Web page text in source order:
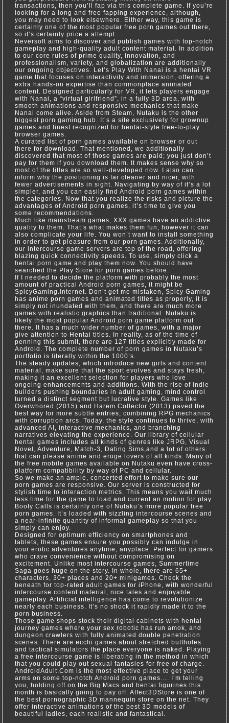
transactions, then you’ll fap via this complete game. If you’re
looking for a long and free fapping experience, although,
you may need to look elsewhere. Either way, this game is
certainly one of the most popular free porn games out there,
so it’s certainly price a attempt.
Neversoft aims to discover and publish games with top-notch
gameplay and high-quality adult content material. In addition
to our core rules of prime quality, innovation, and
professionalism, variety, and globalization are additionally
our ongoing objectives. Let’s Play With Nanai is a hentai VR
game that focuses on interactivity and immersion, offering a
extra hands-on expertise than commonplace animated
content. Designed particularly for VR, it lets players engage
with Nanai, a “virtual girlfriend”, in a fully 3D area, with
smooth animations and responsive mechanics that make
Nanai come alive. Aside from Steam, Nutaku is the other
biggest porn gaming hub. It’s a site exclusively for grownup
games and finest recognized for hentai-style free-to-play
browser games.
A curated list of porn games available on browser or out
there for download. That mentioned, we additionally
discovered that most of those games are paid; you just don’t
pay for them if you download them. It makes sense why so
most of the titles are so well-developed now. I also can
inform why the positioning is far cleaner and nicer, with
fewer advertisements in sight. Navigating by way of it’s a lot
simpler, and you can easily find Android porn games within
the categories. Now that you realize the risks and picture the
advantages of Android porn games, it’s time to give you
some recommendations.
Much like mainstream games, XXX games have an addictive
quality to them. That’s what makes them fun, however it can
also complicate your life. You won’t want to install something
in order to get pleasure from our porn games. Additionally,
our intercourse game servers are top of the road, offering
blazing quick connectivity speeds. To use, simply click a
hentai porn game and play them now. You should have
searched the Play Store for porn games before.
If I needed to decide the platform with probably the most
amount of practical Android porn games, it might be
SpicyGaming.internet. Don’t get me mistaken, Spicy Gaming
has anime porn games and animated titles as properly, it is
simply not inundated with them, and there are much more
games with realistic graphics than traditional. Nutaku is
likely the most popular Android porn game platform out
there. It has a much wider number of games, with a major
give attention to Hentai titles. In reality, as of the time of
penning this submit, there are 127 titles explicitly made for
Android. The complete number of porn games in Nutaku’s
portfolio is literally within the 1000’s.
The steady updates, which introduce new girls and content
material, make sure that the sport evolves and stays fresh,
making it an excellent selection for players who love
ongoing enhancements and additions. With the rise of indie
builders pushing boundaries in adult gaming, mind control
turned a distinct segment but lucrative style. Games like
Overwhored (2015) and Harem Collector (2013) paved the
best way for more subtle entries, combining RPG mechanics
with corruption arcs. Today, the style continues to thrive, with
advanced AI, interactive mechanics, and branching
narratives elevating the experience. Our library of cellular
hentai games includes all kinds of genres like JRPG, Visual
Novel, Adventure, Match-3, Dating Sims,and a lot of others
that can please anime and eroge lovers of all kinds. Many of
the free mobile games available on Nutaku even have cross-
platform compatibility by way of PC and cellular.
So we make an ample, concerted effort to make sure our
porn games are responsive. Our server is constructed for
stylish time to interaction metrics. This means you wait much
less time for the game to load and current an motion for play.
Booty Calls is certainly one of Nutaku’s more popular free
porn games. It’s loaded with sizzling intercourse scenes and
a near-infinite quantity of informal gameplay so that you
simply can enjoy.
Designed for optimum efficiency on smartphones and
tablets, these games ensure you possibly can indulge in
your erotic adventures anytime, anyplace. Perfect for gamers
who crave convenience without compromising on
excitement. Unlike most intercourse games, Summertime
Saga goes huge on the story. In whole, there are 65+
characters, 30+ places and 20+ minigames. Check the
beneath for top-rated adult games for iPhone, with wonderful
intercourse content material, nice tales and enjoyable
gameplay. Artificial intelligence has come to revolutionize
nearly each business. It’s no shock it rapidly made it to the
porn business.
These game shops stock their digital cabinets with hentai
journey games where your sex robotic has run amok, and
dungeon crawlers with fully animated double penetration
scenes. There are ecchi games about stretched buttholes
and tactical simulators the place everyone is naked. Playing
a free intercourse game is liberating in the method in which
that you could play out sexual fantasies for free of charge.
AndroidAdult.Com is the most effective place to get your
arms on some top-notch Android porn games…. I’m telling
you, holding off on the Big Macs and hentai figurines this
month is basically going to pay off. Affect3DStore is one of
the best pornographic 3D mannequin store on the net. They
offer interactive animations of the best 3D models of
beautiful ladies, each realistic and fantastical.